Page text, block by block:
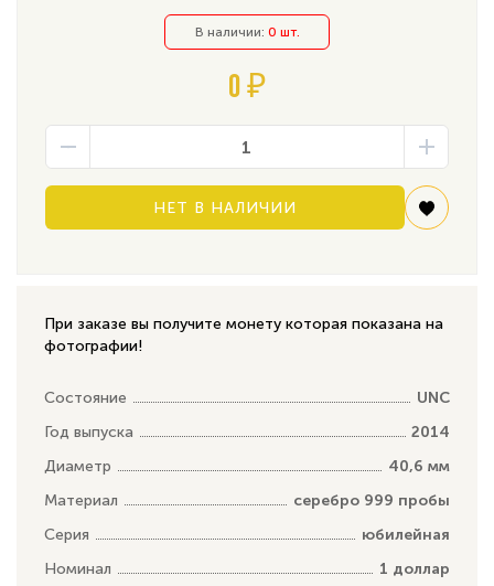
В наличии: 0 шт.
0 ₽
НЕТ В НАЛИЧИИ
При заказе вы получите монету которая показана на
фотографии!
Состояние
UNC
Год выпуска
2014
Диаметр
40,6 мм
Материал
серебро 999 пробы
Серия
юбилейная
Номинал
1 доллар